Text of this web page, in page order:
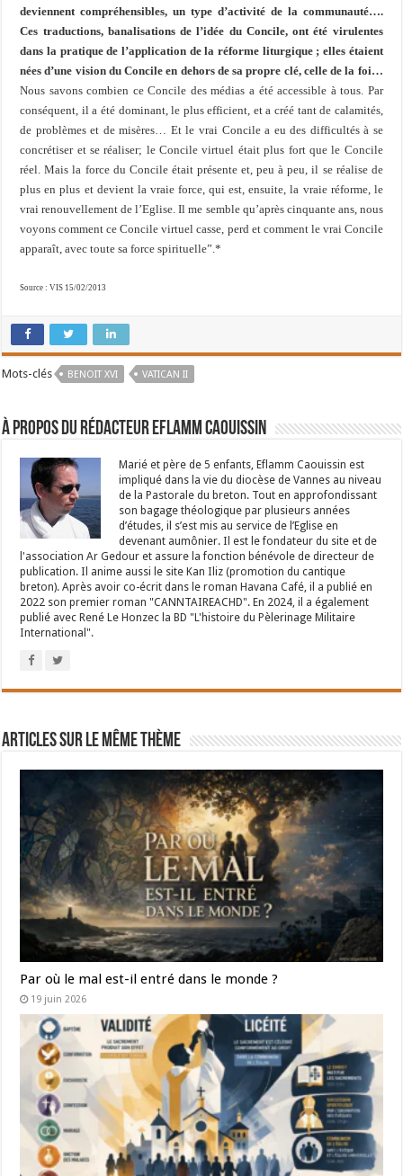
deviennent compréhensibles, un type d’activité de la communauté….
Ces traductions, banalisations de l’idée du Concile, ont été virulentes
dans la pratique de l’application de la réforme liturgique ; elles étaient
nées d’une vision du Concile en dehors de sa propre clé, celle de la foi…
Nous savons combien ce Concile des médias a été accessible à tous. Par
conséquent, il a été dominant, le plus efficient, et a créé tant de calamités,
de problèmes et de misères… Et le vrai Concile a eu des difficultés à se
concrétiser et se réaliser; le Concile virtuel était plus fort que le Concile
réel. Mais la force du Concile était présente et, peu à peu, il se réalise de
plus en plus et devient la vraie force, qui est, ensuite, la vraie réforme, le
vrai renouvellement de l’Eglise. Il me semble qu’après cinquante ans, nous
voyons comment ce Concile virtuel casse, perd et comment le vrai Concile
apparaît, avec toute sa force spirituelle”.*
Source : VIS 15/02/2013
Mots-clés BENOIT XVI VATICAN II
À propos du rédacteur Eflamm Caouissin
Marié et père de 5 enfants, Eflamm Caouissin est
impliqué dans la vie du diocèse de Vannes au niveau
de la Pastorale du breton. Tout en approfondissant
son bagage théologique par plusieurs années
d’études, il s’est mis au service de l’Eglise en
devenant aumônier. Il est le fondateur du site et de
l'association Ar Gedour et assure la fonction bénévole de directeur de
publication. Il anime aussi le site Kan Iliz (promotion du cantique
breton). Après avoir co-écrit dans le roman Havana Café, il a publié en
2022 son premier roman "CANNTAIREACHD". En 2024, il a également
publié avec René Le Honzec la BD "L'histoire du Pèlerinage Militaire
International".
Articles sur le même thème
Par où le mal est-il entré dans le monde ?
19 juin 2026